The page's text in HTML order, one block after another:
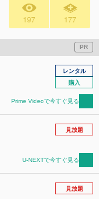
197 177
PR
レンタル
購入
Prime Videoで今すぐ見る
見放題
U-NEXTで今すぐ見る
見放題